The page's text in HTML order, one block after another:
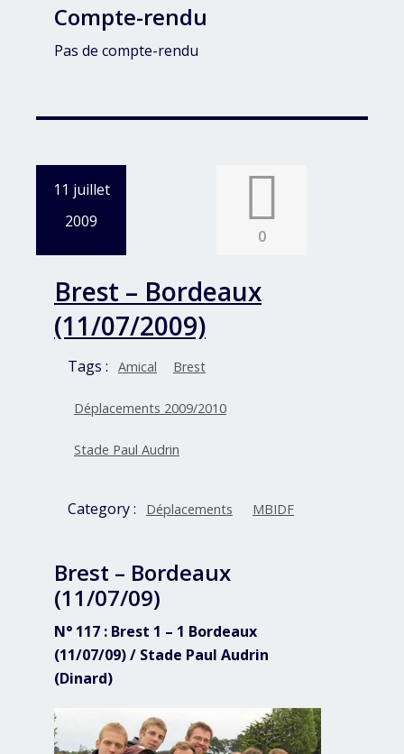
Compte-rendu
Pas de compte-rendu
11 juillet
2009
0
Brest – Bordeaux
(11/07/2009)
Tags : Amical Brest
Déplacements 2009/2010
Stade Paul Audrin
Category : Déplacements MBIDF
Brest – Bordeaux
(11/07/09)
N° 117 : Brest 1 – 1 Bordeaux
(11/07/09) / Stade Paul Audrin
(Dinard)